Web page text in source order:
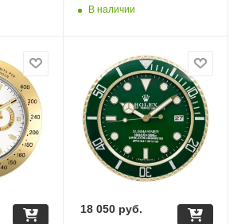
В наличии
18 050руб.